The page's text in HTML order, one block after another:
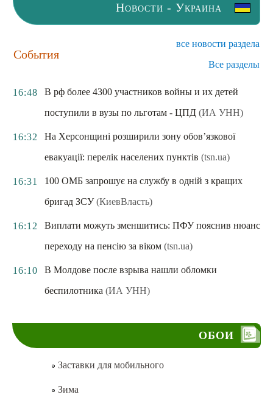
Новости - Украина
События
все новости раздела
Все разделы
16:48
В рф более 4300 участников войны и их детей
поступили в вузы по льготам - ЦПД (ИА УНН)
16:32
На Херсонщині розширили зону обов’язкової
евакуації: перелік населених пунктів (tsn.ua)
16:31
100 ОМБ запрошує на службу в одній з кращих
бригад ЗСУ (КиевВласть)
16:12
Виплати можуть зменшитись: ПФУ пояснив нюанс
переходу на пенсію за віком (tsn.ua)
16:10
В Молдове после взрыва нашли обломки
беспилотника (ИА УНН)
ОБОИ
Заставки для мобильного
Зима